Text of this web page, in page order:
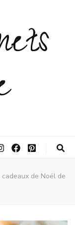
cadeaux de Noël de